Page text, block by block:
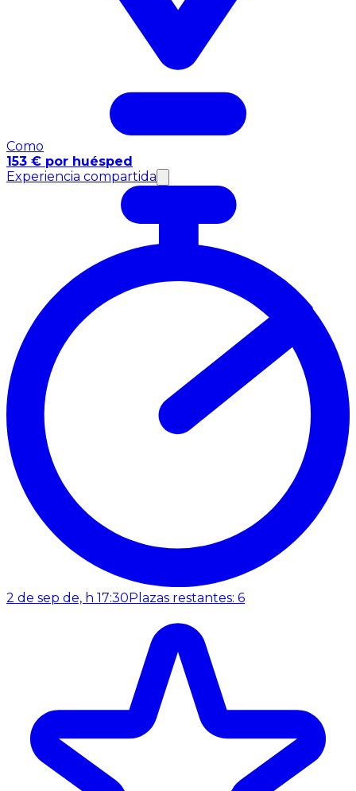
Como
153 € por huésped
Experiencia compartida
2 de sep de, h 17:30 Plazas restantes: 6